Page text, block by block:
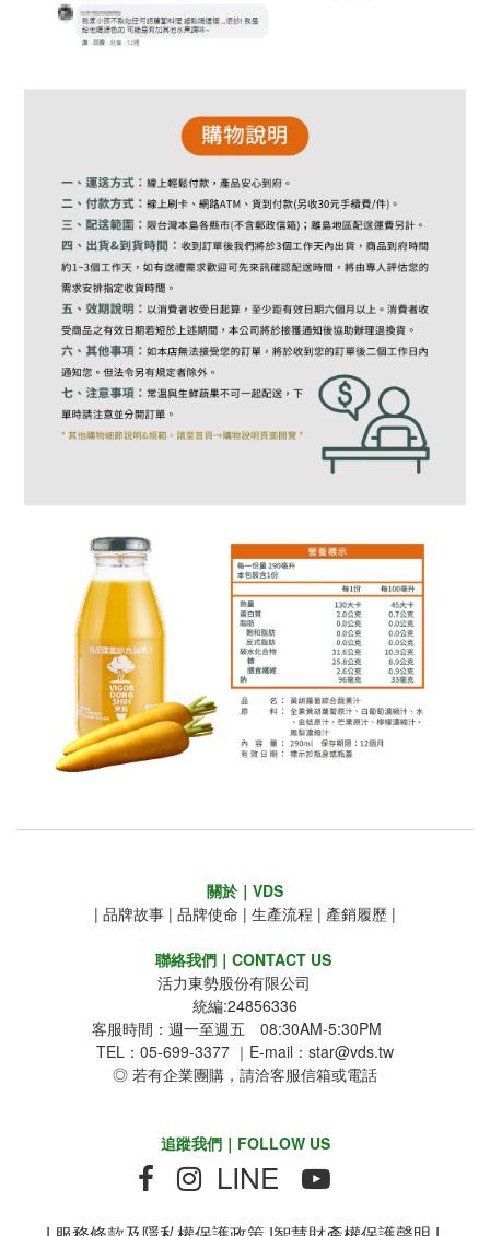
關於｜VDS
| 品牌故事 | 品牌使命 | 生產流程 | 產銷履歷 |
聯絡我們｜CONTACT US
活力東勢股份有限公司
統編:24856336
客服時間：週一至週五 08:30AM-5:30PM
TEL：05-699-3377 ｜E-mail：star@vds.tw
◎ 若有企業團購，請洽客服信箱或電話
追蹤我們｜FOLLOW US
LINE